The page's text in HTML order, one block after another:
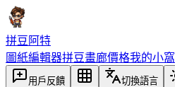
拼豆阿特
圖紙編輯器拼豆畫廊價格我的小窩
用戶反饋 切換語言